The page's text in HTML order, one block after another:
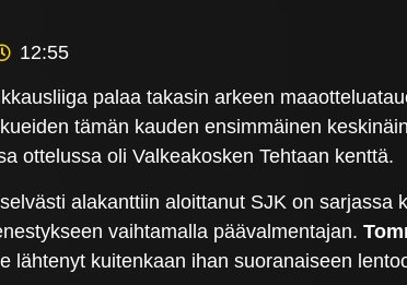
12:55
palaa takasin arkeen
tämän kauden ensimmäinen
ottelussa oli Valkeakosken Tehtaan kenttä.
alakanttiin aloittanut SJK on
vaihtamalla päävalmentajan.
lähtenyt kuitenkaan ihan suoranaiseen